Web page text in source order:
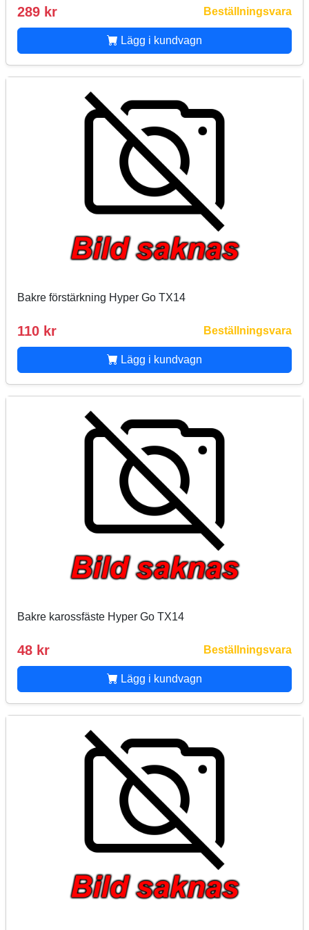
289 kr Beställningsvara
Lägg i kundvagn
Bakre förstärkning Hyper Go TX14
110 kr Beställningsvara
Lägg i kundvagn
Bakre karossfäste Hyper Go TX14
48 kr Beställningsvara
Lägg i kundvagn